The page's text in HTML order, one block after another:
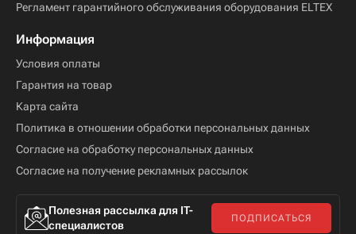
Регламент гарантийного обслуживания оборудования ELTEX
Информация
Условия оплаты
Гарантия на товар
Карта сайта
Политика в отношении обработки персональных данных
Согласие на обработку персональных данных
Согласие на получение рекламных рассылок
Полезная рассылка для IT-
специалистов
ПОДПИСАТЬСЯ